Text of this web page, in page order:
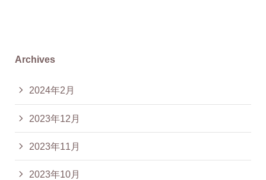
Archives
2024年2月
2023年12月
2023年11月
2023年10月